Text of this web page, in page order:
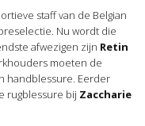
staff van de Belgian
Nu wordt die
afwezigen zijn Retin
moeten de
handblessure. Eerder
rugblessure bij Zaccharie